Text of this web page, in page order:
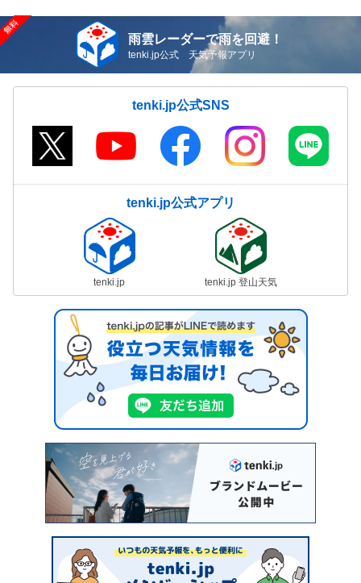
雨雲レーダーで雨を回避！
tenki.jp公式 天気予報アプリ
tenki.jp公式SNS
tenki.jp公式アプリ
tenki.jp tenki.jp 登山天気